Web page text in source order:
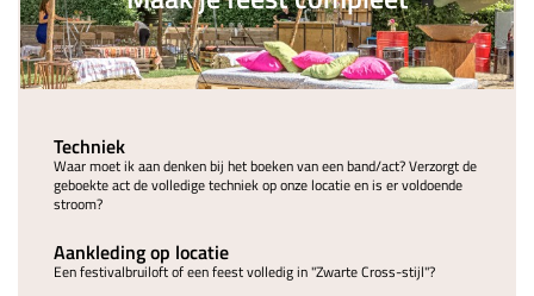
Techniek
Waar moet ik aan denken bij het boeken van een band/act? Verzorgt de
geboekte act de volledige techniek op onze locatie en is er voldoende
stroom?
Aankleding op locatie
Een festivalbruiloft of een feest volledig in "Zwarte Cross-stijl"?